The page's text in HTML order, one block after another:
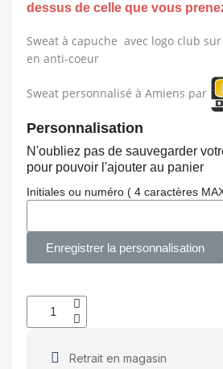
dessus de celle que vous
Sweat à capuche avec logo club
en anti-coeur
Sweat personnalisé à Amiens par
Personnalisation
N'oubliez pas de sauvegarder
pour pouvoir l'ajouter au panier
Initiales ou numéro ( 4 caractères
Enregistrer la personnalisation
Retrait en magasin